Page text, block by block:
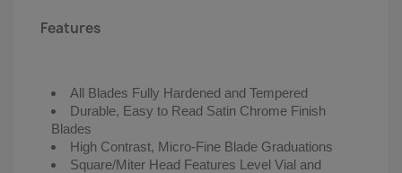
Features
All Blades Fully Hardened and Tempered
Durable, Easy to Read Satin Chrome Finish
Blades
High Contrast, Micro-Fine Blade Graduations
Square/Miter Head Features Level Vial and